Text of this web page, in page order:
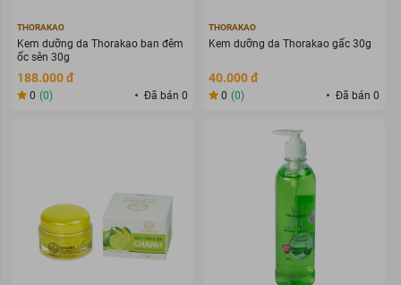
THORAKAO
Kem dưỡng da Thorakao ban đêm
ốc sên 30g
188.000 đ
0 (0) Đã bán 0
THORAKAO
Kem dưỡng da Thorakao gấc 30g
40.000 đ
0 (0) Đã bán 0